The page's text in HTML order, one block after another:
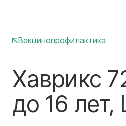
Вакцинопрофилактика
Хаврикс
до 16